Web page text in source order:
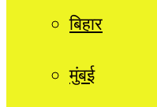
बिहार
मुंबई